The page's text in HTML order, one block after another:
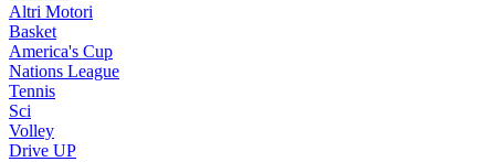
Altri Motori
Basket
America's Cup
Nations League
Tennis
Sci
Volley
Drive UP